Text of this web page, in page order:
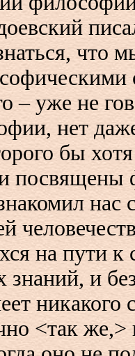
что
– уже не
нет
бы
посвящены
нас
на пути к
знаний, и
никакого
<так же,>